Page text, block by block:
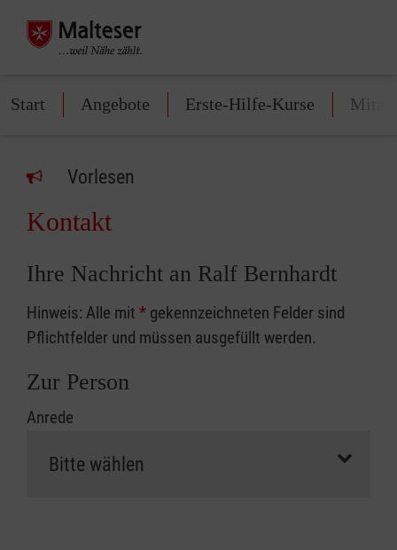
Start Angebote Erste-Hilfe-Kurse
Vorlesen
Kontakt
Ihre Nachricht an Ralf Bernhardt
Hinweis: Alle mit * gekennzeichneten Felder sind
Pflichtfelder und müssen ausgefüllt werden.
Zur Person
Anrede